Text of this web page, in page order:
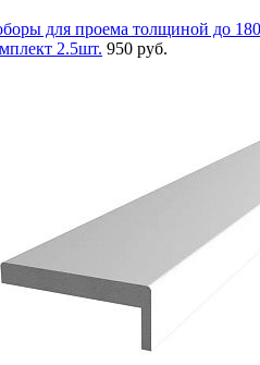
для проема толщиной до
2.5шт. 950 руб.